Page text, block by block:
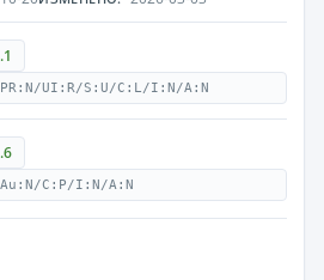
PR:N/UI:R/S:U/C:L/I:N/A:N
Au:N/C:P/I:N/A:N